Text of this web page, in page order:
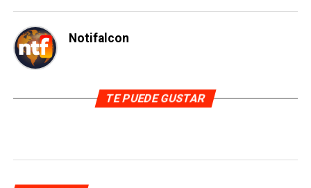
Notifalcon
TE PUEDE GUSTAR